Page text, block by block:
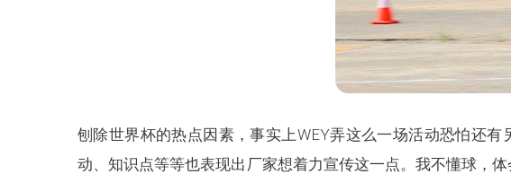
刨除世界杯的热点因素，事实上WEY弄这么一场活动恐怕还
动、知识点等等也表现出厂家想着力宣传这一点。我不懂球，